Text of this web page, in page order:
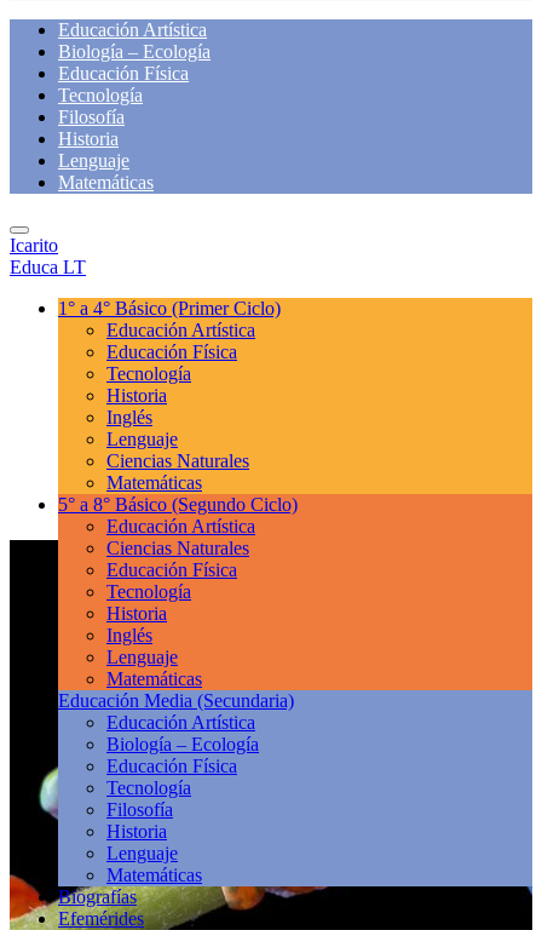
Educación Artística
Biología – Ecología
Educación Física
Tecnología
Filosofía
Historia
Lenguaje
Matemáticas
Icarito
Educa LT
1° a 4° Básico (Primer Ciclo)
Educación Artística
Educación Física
Tecnología
Historia
Inglés
Lenguaje
Ciencias Naturales
Matemáticas
5° a 8° Básico (Segundo Ciclo)
Educación Artística
Ciencias Naturales
Educación Física
Tecnología
Historia
Inglés
Lenguaje
Matemáticas
Educación Media (Secundaria)
Educación Artística
Biología – Ecología
Educación Física
Tecnología
Filosofía
Historia
Lenguaje
Matemáticas
Biografías
Efemérides